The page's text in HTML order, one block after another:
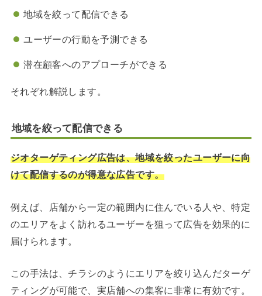
地域を絞って配信できる
ユーザーの行動を予測できる
潜在顧客へのアプローチができる
それぞれ解説します。
地域を絞って配信できる
ジオターゲティング広告は、地域を絞ったユーザーに向
けて配信するのが得意な広告です。
例えば、店舗から一定の範囲内に住んでいる人や、特定
のエリアをよく訪れるユーザーを狙って広告を効果的に
届けられます。
この手法は、チラシのようにエリアを絞り込んだターゲ
ティングが可能で、実店舗への集客に非常に有効です。